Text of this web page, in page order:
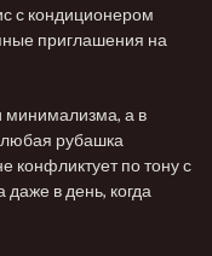
с кондиционером
приглашения на
а в
любая рубашка
конфликтует по тону с
даже в день, когда